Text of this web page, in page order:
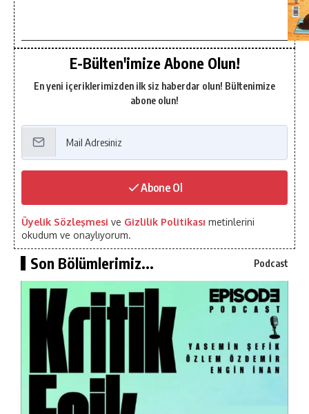
E-Bülten'imize Abone Olun!
En yeni içeriklerimizden ilk siz haberdar olun! Bültenimize
abone olun!
Abone Ol
Üyelik Sözleşmesi ve Gizlilik Politikası metinlerini
okudum ve onaylıyorum.
Son Bölümlerimiz... Podcast